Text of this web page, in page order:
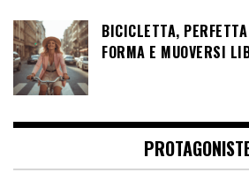
BICICLETTA,
FORMA E MUOVERSI